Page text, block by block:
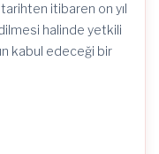
itibaren on yıl
halinde yetkili
kabul edeceği bir